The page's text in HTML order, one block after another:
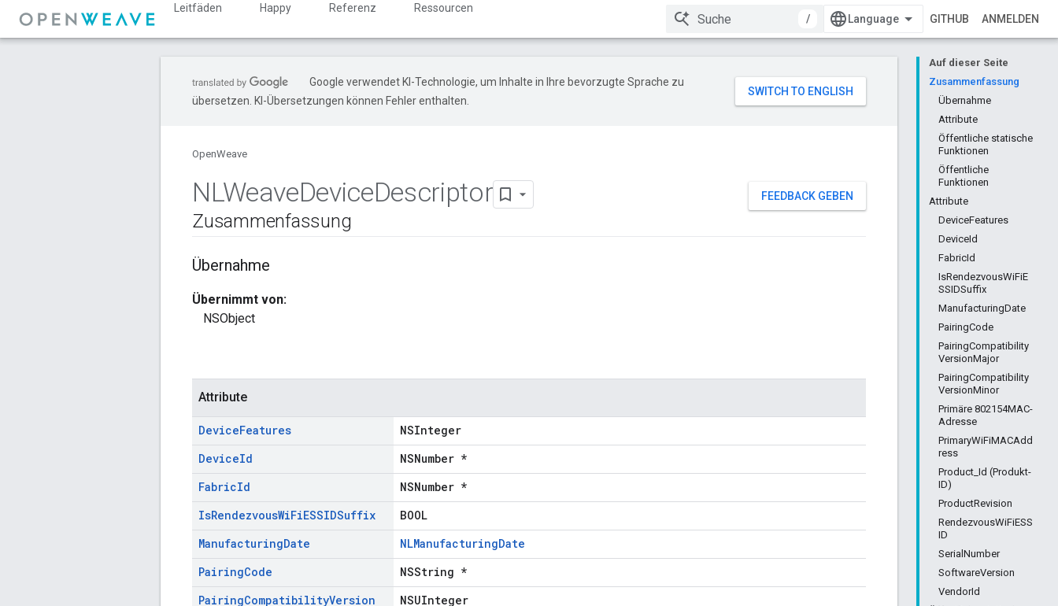
Leitfäden Happy Referenz
Ressourcen
/
GITHUB ANMELDEN
Auf dieser Seite
Zusammenfassung
Übernahme
Attribute
Öffentliche statische
Funktionen
Öffentliche
Funktionen
Attribute
DeviceFeatures
DeviceId
FabricId
IsRendezvousWiFiE
SSIDSuffix
ManufacturingDate
PairingCode
PairingCompatibility
VersionMajor
PairingCompatibility
VersionMinor
Primäre 802154MAC-
Adresse
PrimaryWiFiMACAdd
ress
Product_Id (Produkt-
ID)
ProductRevision
RendezvousWiFiESS
ID
SerialNumber
SoftwareVersion
VendorId
Google verwendet KI-Technologie, um Inhalte in Ihre bevorzugte Sprache zu
übersetzen. KI-Übersetzungen können Fehler enthalten.
OpenWeave
FEEDBACK GEBEN
NLWeaveDeviceDescriptor
Zusammenfassung
Übernahme
Übernimmt von:
NSObject
Attribute
DeviceFeatures
NSInteger
DeviceId
NSNumber *
FabricId
NSNumber *
IsRendezvousWiFiESSIDSuffix
BOOL
ManufacturingDate
NLManufacturingDate
PairingCode
NSString *
PairingCompatibilityVersion
NSUInteger